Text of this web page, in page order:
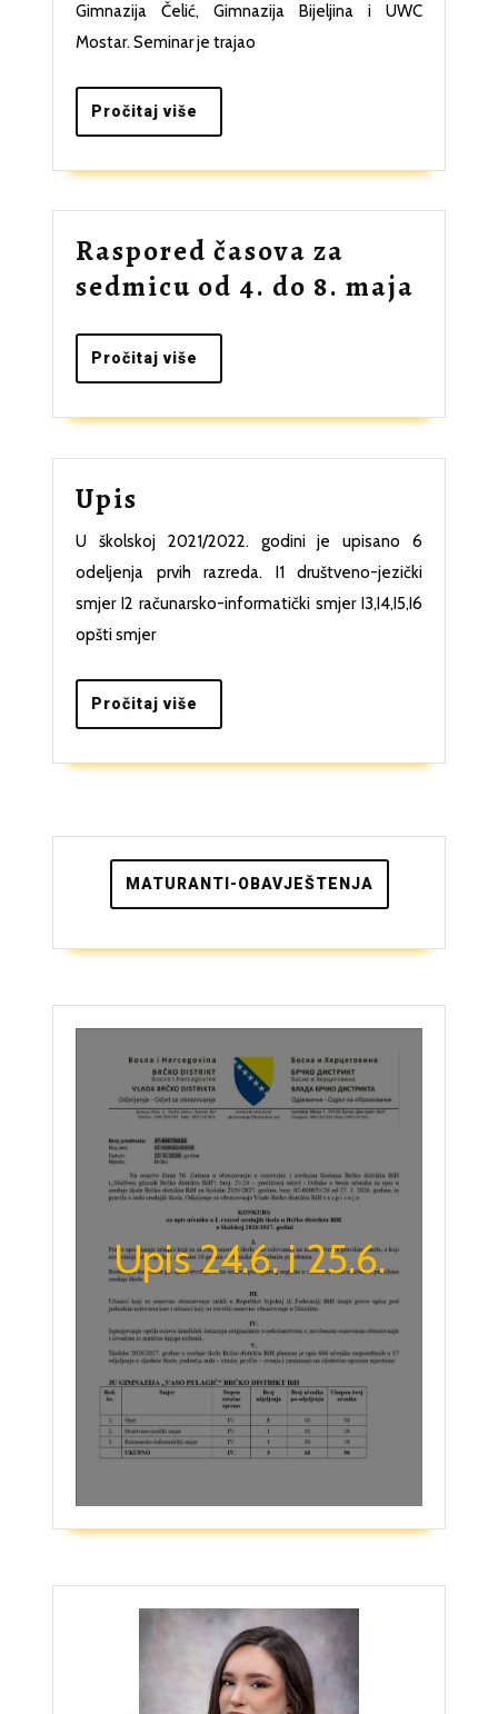
Gimnazija Čelić, Gimnazija Bijeljina i UWC
Mostar. Seminar je trajao
Pročitaj više
više
Raspored časova za
sedmicu od 4. do 8. maja
od
4.
8.
maja
Pročitaj više
više
Upis
U školskoj 2021/2022. godini je upisano 6
odeljenja prvih razreda. I1 društveno-jezički
smjer I2 računarsko-informatički smjer I3,I4,I5,I6
opšti smjer
Pročitaj više
više
MATURANTI-OBAVJEŠTENJA
Upis 24.6. i 25.6.